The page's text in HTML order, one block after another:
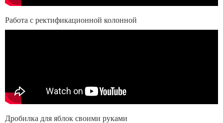
Работа с ректификационной колонной
Дробилка для яблок своими руками